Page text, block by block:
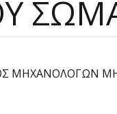
ΜΗΧΑΝΟΛΟΓΩΝ